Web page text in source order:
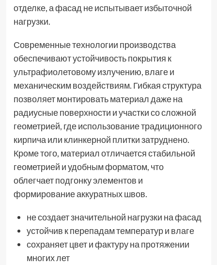
отделке, а фасад не испытывает избыточной
нагрузки.
Современные технологии производства
обеспечивают устойчивость покрытия к
ультрафиолетовому излучению, влаге и
механическим воздействиям. Гибкая структура
позволяет монтировать материал даже на
радиусные поверхности и участки со сложной
геометрией, где использование традиционного
кирпича или клинкерной плитки затруднено.
Кроме того, материал отличается стабильной
геометрией и удобным форматом, что
облегчает подгонку элементов и
формирование аккуратных швов.
не создает значительной нагрузки на фасад
устойчив к перепадам температур и влаге
сохраняет цвет и фактуру на протяжении
многих лет